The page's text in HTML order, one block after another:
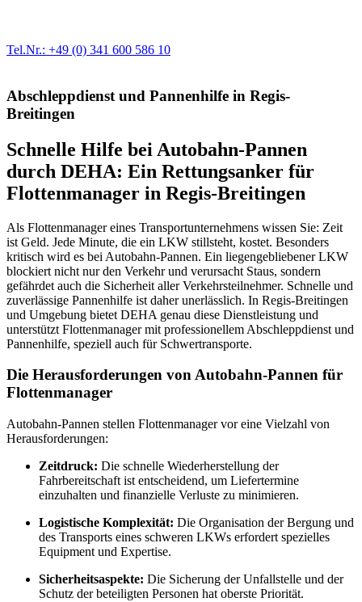
Tel.Nr.: +49 (0) 341 600 586 10
Abschleppdienst und Pannenhilfe in Regis-
Breitingen
Schnelle Hilfe bei Autobahn-Pannen
durch DEHA: Ein Rettungsanker für
Flottenmanager in Regis-Breitingen
Als Flottenmanager eines Transportunternehmens wissen Sie: Zeit
ist Geld. Jede Minute, die ein LKW stillsteht, kostet. Besonders
kritisch wird es bei Autobahn-Pannen. Ein liegengebliebener LKW
blockiert nicht nur den Verkehr und verursacht Staus, sondern
gefährdet auch die Sicherheit aller Verkehrsteilnehmer. Schnelle und
zuverlässige Pannenhilfe ist daher unerlässlich. In Regis-Breitingen
und Umgebung bietet DEHA genau diese Dienstleistung und
unterstützt Flottenmanager mit professionellem Abschleppdienst und
Pannenhilfe, speziell auch für Schwertransporte.
Die Herausforderungen von Autobahn-Pannen für
Flottenmanager
Autobahn-Pannen stellen Flottenmanager vor eine Vielzahl von
Herausforderungen:
Zeitdruck: Die schnelle Wiederherstellung der
Fahrbereitschaft ist entscheidend, um Liefertermine
einzuhalten und finanzielle Verluste zu minimieren.
Logistische Komplexität: Die Organisation der Bergung und
des Transports eines schweren LKWs erfordert spezielles
Equipment und Expertise.
Sicherheitsaspekte: Die Sicherung der Unfallstelle und der
Schutz der beteiligten Personen hat oberste Priorität.